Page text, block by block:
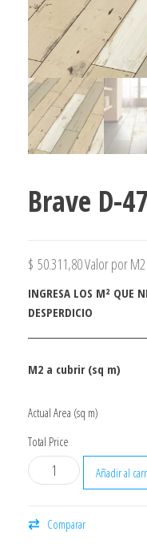
Brave D-
$ 50.311,80Valor por M2
INGRESA LOS M² QUE
DESPERDICIO
M2 a cubrir (sq m)
Actual Area (sq m)
Total Price
Añadir al
Comparar